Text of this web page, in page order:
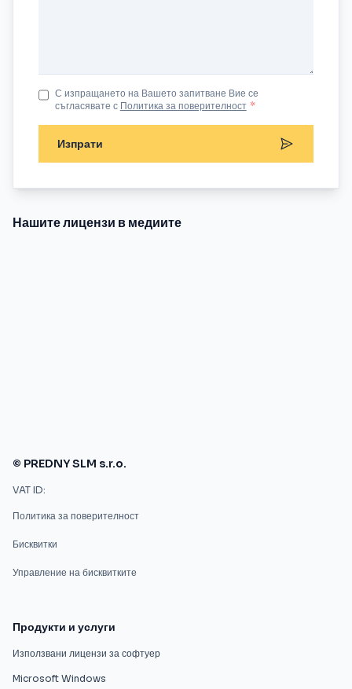
С изпращането на Вашето запитване Вие се
съгласявате с Политика за поверителност *
Изпрати
Нашите лицензи в медиите
© PREDNY SLM s.r.o.
VAT ID:
Политика за поверителност
Бисквитки
Управление на бисквитките
Продукти и услуги
Използвани лицензи за софтуер
Microsoft Windows